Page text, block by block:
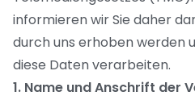
informieren wir Sie daher
durch uns erhoben werden
diese Daten verarbeiten.
1. Name und Anschrift der